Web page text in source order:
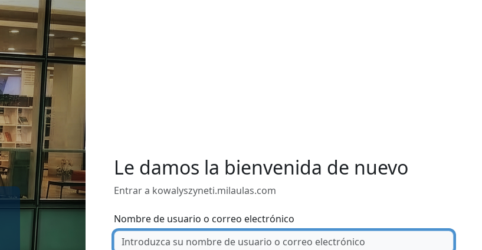
Le damos la bienvenida de nuevo
Entrar a kowalyszyneti.milaulas.com
Nombre de usuario o correo electrónico